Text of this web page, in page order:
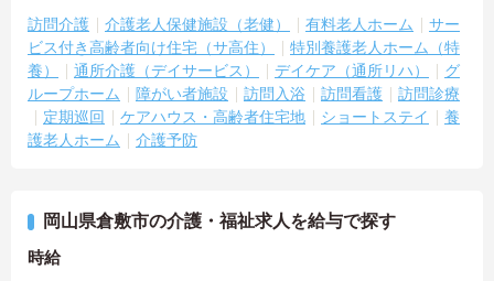
訪問介護 介護老人保健施設（老健） 有料老人ホーム
サー
ビス付き高齢者向け住宅（サ高住）
特別養護老人ホーム（特
養）
通所介護（デイサービス） デイケア（通所リハ）
グ
ループホーム
障がい者施設 訪問入浴 訪問看護
訪問診療
定期巡回
ケアハウス・高齢者住宅地 ショートステイ
養
護老人ホーム
介護予防
岡山県倉敷市の介護・福祉求人を給与で探す
時給